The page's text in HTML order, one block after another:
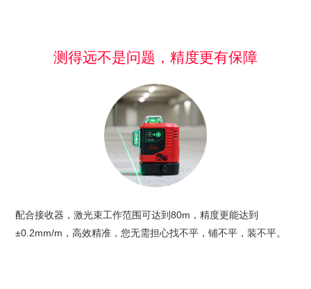
测得远不是问题，精度更有保障
配合接收器，激光束工作范围可达到80m，精度更能达到
±0.2mm/m，高效精准，您无需担心找不平，铺不平，装不平。